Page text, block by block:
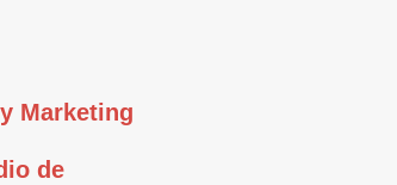
Marketing
de